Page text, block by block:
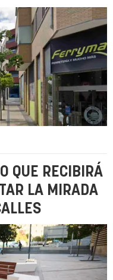
QUE RECIBIRÁ
LA MIRADA